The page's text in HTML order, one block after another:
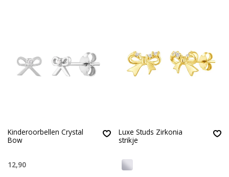
Kinderoorbellen Crystal
Bow
12,90
Luxe Studs Zirkonia
strikje